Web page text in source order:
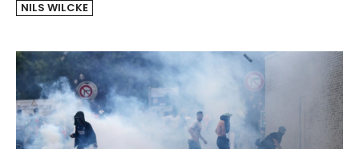
NILS WILCKE